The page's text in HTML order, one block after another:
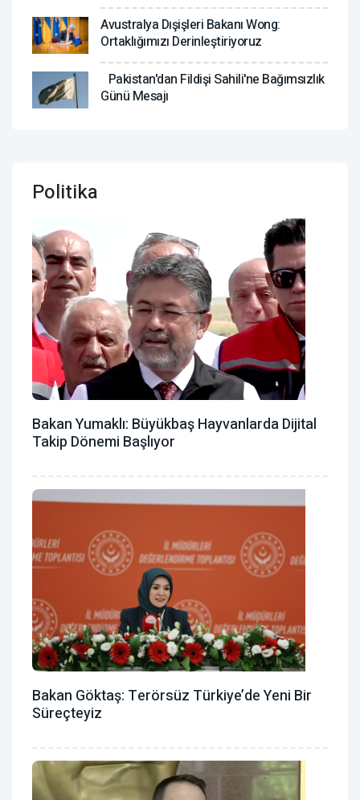
Avustralya Dışişleri Bakanı Wong:
Ortaklığımızı Derinleştiriyoruz
Pakistan'dan Fildişi Sahili'ne Bağımsızlık
Günü Mesajı
Politika
Bakan Yumaklı: Büyükbaş Hayvanlarda Dijital
Takip Dönemi Başlıyor
Bakan Göktaş: Terörsüz Türkiye’de Yeni Bir
Süreçteyiz